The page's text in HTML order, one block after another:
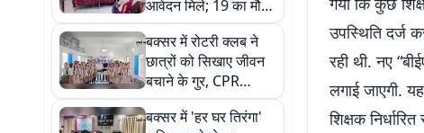
आवेदन मिले; 19 का मौके
पर हुआ निपटारा
बक्सर में रोटरी क्लब ने
छात्रों को सिखाए जीवन
बचाने के गुर, CPR
प्रशिक्षण में लोग हुए
शामिल
बक्सर में 'हर घर तिरंगा'
उपस्थिति दर्ज
रही थी. नए
लगाई जाएगी.
शिक्षक